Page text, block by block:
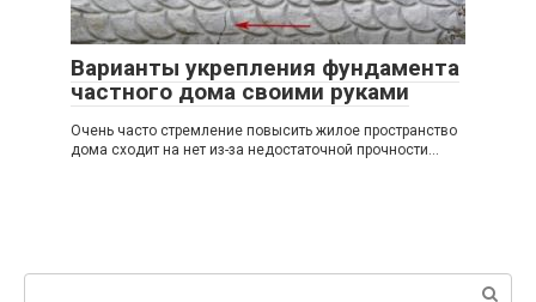
Варианты укрепления фундамента
частного дома своими руками
Очень часто стремление повысить жилое пространство
дома сходит на нет из-за недостаточной прочности...